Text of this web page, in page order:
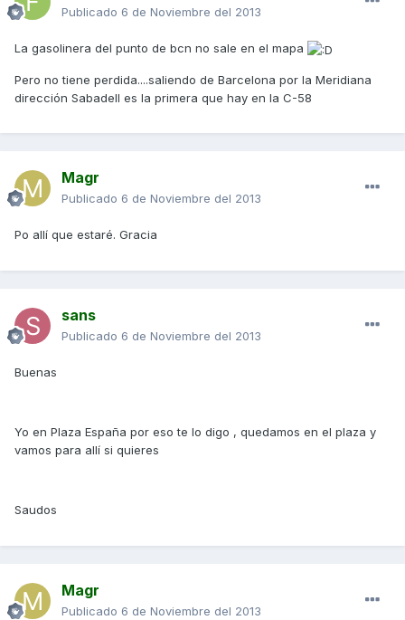
Publicado 6 de Noviembre del 2013
La gasolinera del punto de bcn no sale en el mapa
Pero no tiene perdida....saliendo de Barcelona por la Meridiana
dirección Sabadell es la primera que hay en la C-58
Magr
Publicado 6 de Noviembre del 2013
Po allí que estaré. Gracia
sans
Publicado 6 de Noviembre del 2013
Buenas
Yo en Plaza España por eso te lo digo , quedamos en el plaza y
vamos para allí si quieres
Saudos
Magr
Publicado 6 de Noviembre del 2013